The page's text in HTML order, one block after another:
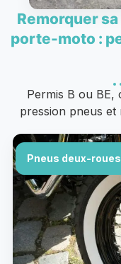
Remorquer
porte-moto :
Permis B ou BE,
pression pneus et
Pneus deux-roues